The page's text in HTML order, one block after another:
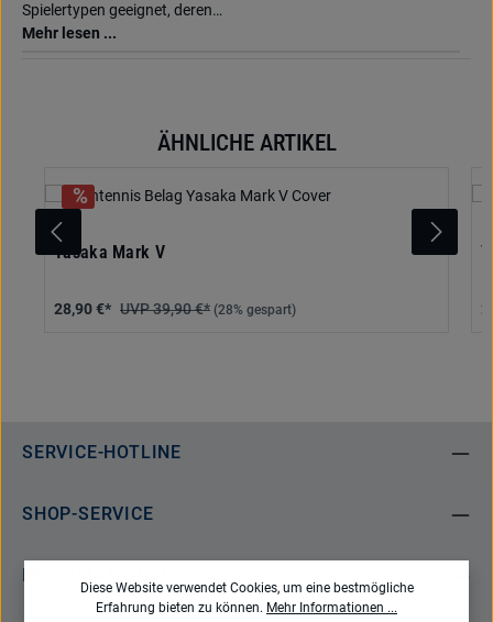
Spielertypen geeignet, deren…
Mehr lesen ...
Produktgalerie überspringenÄHNLICHE ARTIKEL
Yasaka Mark V
28,90 €* 39,90 €* (28% gespart)
SERVICE-HOTLINE
SHOP-SERVICE
Diese Website verwendet Cookies, um eine bestmögliche
Erfahrung bieten zu können. Mehr Informationen ...